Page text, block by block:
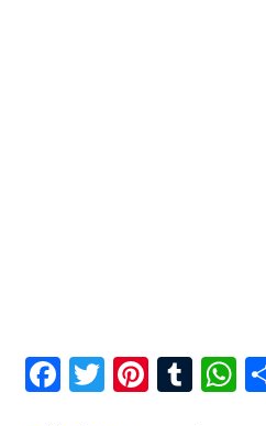
Facebook
Twitter